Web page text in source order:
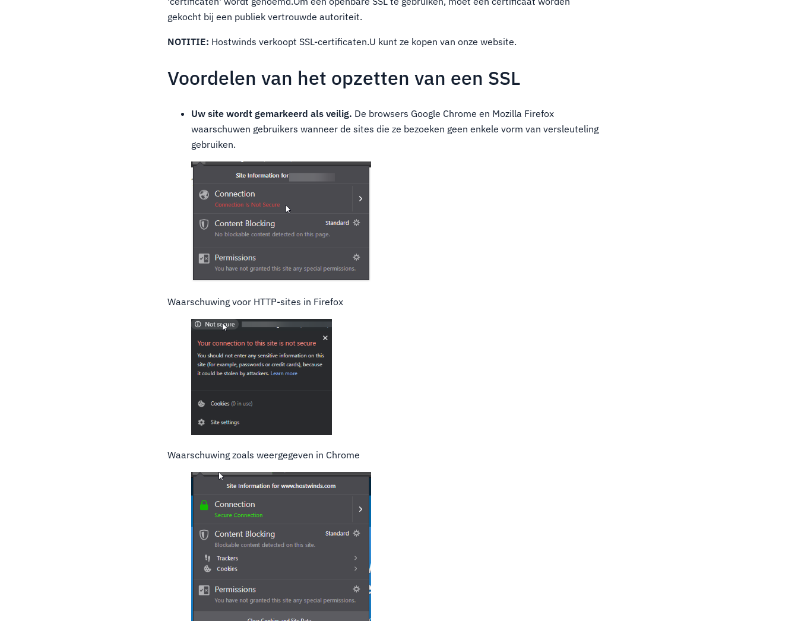
gekocht bij een publiek vertrouwde autoriteit.
NOTITIE: Hostwinds verkoopt SSL-certificaten.U kunt ze kopen van onze website.
Voordelen van het opzetten van een SSL
Uw site wordt gemarkeerd als veilig. De browsers Google Chrome en Mozilla Firefox
waarschuwen gebruikers wanneer de sites die ze bezoeken geen enkele vorm van versleuteling
gebruiken.
Waarschuwing voor HTTP-sites in Firefox
Waarschuwing zoals weergegeven in Chrome